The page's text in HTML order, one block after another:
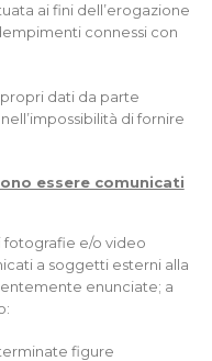
ai fini dell’erogazione
connessi con
dati da parte
di fornire
essere comunicati
fotografie e/o video
a soggetti esterni alla
enunciate; a
figure